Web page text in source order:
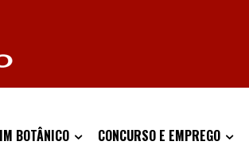
BOTÂNICO CONCURSO E EMPREGO